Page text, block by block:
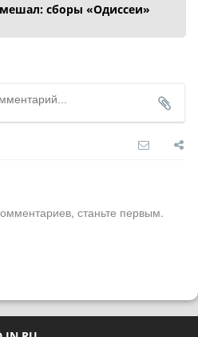
сборы «Одиссеи»
станьте первым.